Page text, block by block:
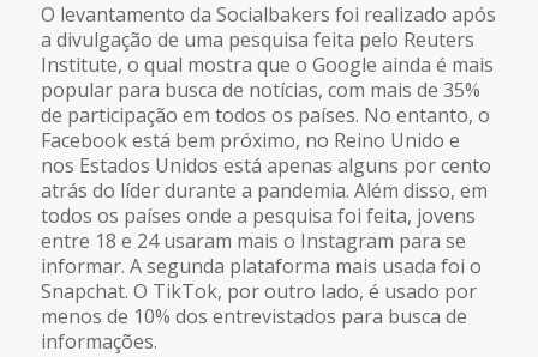
O levantamento da Socialbakers foi realizado após
a divulgação de uma pesquisa feita pelo Reuters
Institute, o qual mostra que o Google ainda é mais
popular para busca de notícias, com mais de 35%
de participação em todos os países. No entanto, o
Facebook está bem próximo, no Reino Unido e
nos Estados Unidos está apenas alguns por cento
atrás do líder durante a pandemia. Além disso, em
todos os países onde a pesquisa foi feita, jovens
entre 18 e 24 usaram mais o Instagram para se
informar. A segunda plataforma mais usada foi o
Snapchat. O TikTok, por outro lado, é usado por
menos de 10% dos entrevistados para busca de
informações.